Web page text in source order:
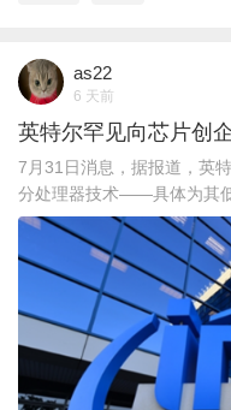
as22
6 天前
英特尔罕见向芯片创
7月31日消息，据报道，英
分处理器技术——具体为其低